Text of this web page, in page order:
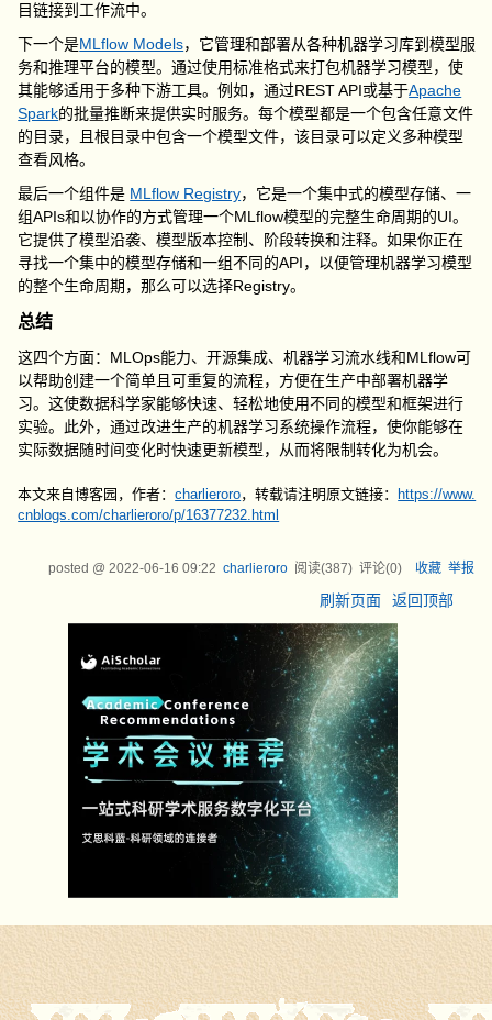
目链接到工作流中。
下一个是MLflow Models，它管理和部署从各种机器学习库到模型服
务和推理平台的模型。通过使用标准格式来打包机器学习模型，使
其能够适用于多种下游工具。例如，通过REST API或基于Apache
Spark的批量推断来提供实时服务。每个模型都是一个包含任意文件
的目录，且根目录中包含一个模型文件，该目录可以定义多种模型
查看风格。
最后一个组件是 MLflow Registry，它是一个集中式的模型存储、一
组APIs和以协作的方式管理一个MLflow模型的完整生命周期的UI。
它提供了模型沿袭、模型版本控制、阶段转换和注释。如果你正在
寻找一个集中的模型存储和一组不同的API，以便管理机器学习模型
的整个生命周期，那么可以选择Registry。
总结
这四个方面：MLOps能力、开源集成、机器学习流水线和MLflow可
以帮助创建一个简单且可重复的流程，方便在生产中部署机器学
习。这使数据科学家能够快速、轻松地使用不同的模型和框架进行
实验。此外，通过改进生产的机器学习系统操作流程，使你能够在
实际数据随时间变化时快速更新模型，从而将限制转化为机会。
本文来自博客园，作者：charlieroro，转载请注明原文链接：
https://www.
cnblogs.com/charlieroro/p/16377232.html
posted @ 2022-06-16 09:22 charlieroro阅读(387) 评论(0) 收藏 举报
刷新页面 返回顶部